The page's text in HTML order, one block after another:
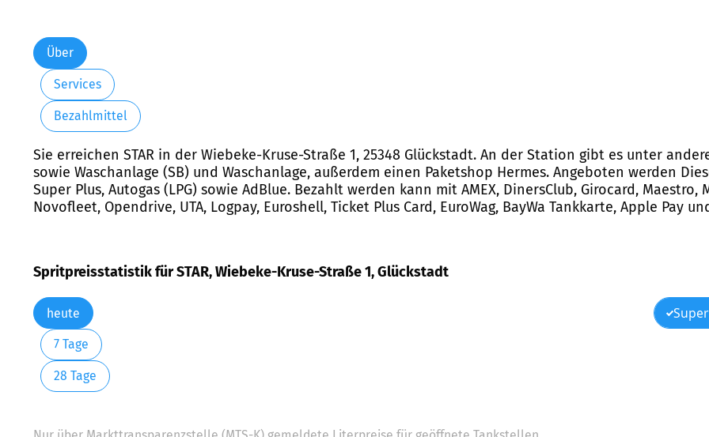
Über
Services
Bezahlmittel
Sie erreichen STAR in der Wiebeke-Kruse-Straße 1, 25348 Glückstadt. An der Station gibt es unter
sowie Waschanlage (SB) und Waschanlage, außerdem einen Paketshop Hermes. Angeboten werden
Super Plus, Autogas (LPG) sowie AdBlue. Bezahlt werden kann mit AMEX, DinersClub, Girocard, Maestro,
Novofleet, Opendrive, UTA, Logpay, Euroshell, Ticket Plus Card, EuroWag, BayWa Tankkarte, Apple Pay
Spritpreisstatistik für STAR, Wiebeke-Kruse-Straße 1, Glückstadt
heute
7 Tage
28 Tage